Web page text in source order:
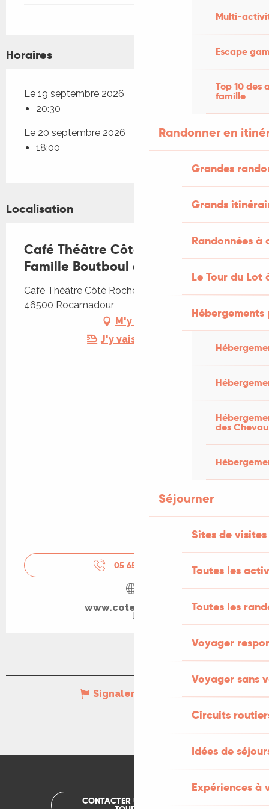
Multi-
Escape
Top 10 des
famille
Randonner en
Grandes
Grands
Randonnées
Le Tour du Lot
des
Séjourner
Sites de visites
Toutes les
Toutes les
Voyager
Voyager sans
Circuits
Idées de
Expériences à
Horaires
Le 19 septembre 2026
20:30
Le 20 septembre 2026
18:00
Localisation
Café Théâtre Côté Rocher "La
Famille Boutboul à Loose Vegas"
Café Théâtre Côté Rocher, rue Roland Le Preux,
46500 Rocamadour
M'y rendre
J'y vais en train !
05 65 10 93
www.cote-rocher.fr
Signaler une erreur
CONTACTER UN OFFICE DE